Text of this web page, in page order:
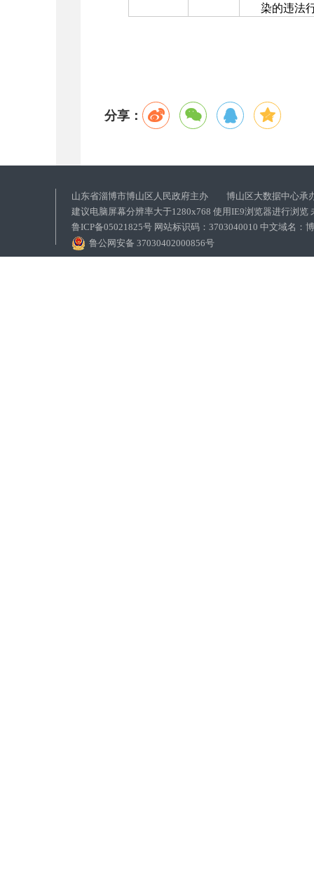
染的违法
分享：
山东省淄博市博山区人民政府主办 博山区大数据中心承
建议电脑屏幕分辨率大于1280x768 使用IE9浏览器进行浏览
鲁ICP备05021825号 网站标识码：3703040010 中文域名：
鲁公网安备 37030402000856号